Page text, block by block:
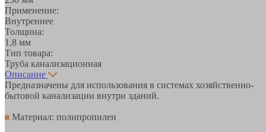
Применение:
Внутреннее
Толщина:
1,8 мм
Тип товара:
Труба канализационная
Описание
Предназначены для использования в системах хозяйственно-
бытовой канализации внутри зданий.
Материал: полипропилен